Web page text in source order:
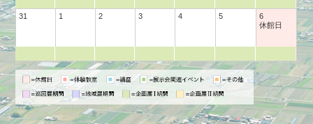
31 1 2 3 4 5
6
休館日